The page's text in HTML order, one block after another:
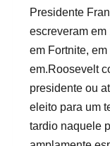
Presidente
escreveram
em Fortnite,
em.Roosevelt
presidente ou
eleito para um
tardio naquele